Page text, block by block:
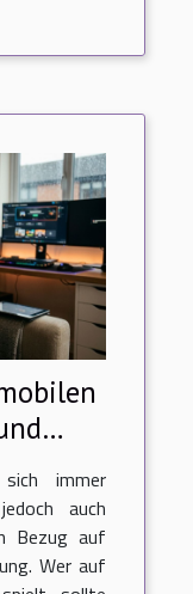
immer
auch
Bezug auf
Wer auf